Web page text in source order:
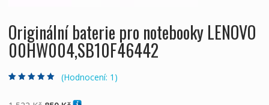
Originální baterie pro notebooky LENOVO
00HW004,SB10F46442
hodnocení
(Hodnocení: 1 )